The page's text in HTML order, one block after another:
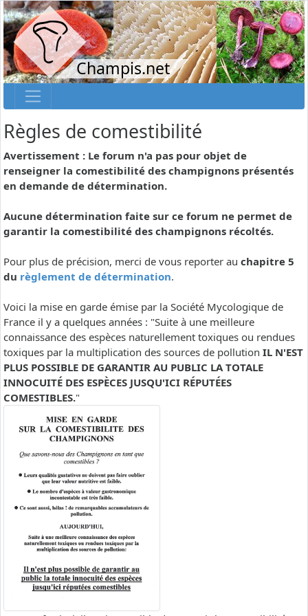
Champis.net
Règles de comestibilité
Avertissement : Le forum n'a pas pour objet de
renseigner la comestibilité des champignons présentés
en demande de détermination.
Aucune détermination faite sur ce forum ne permet de
garantir la comestibilité des champignons récoltés.
Pour plus de précision, merci de vous reporter au chapitre 5
du règlement de détermination.
Voici la mise en garde émise par la Société Mycologique de
France il y a quelques années : "Suite à une meilleure
connaissance des espèces naturellement toxiques ou rendues
toxiques par la multiplication des sources de pollution IL N'EST
PLUS POSSIBLE DE GARANTIR AU PUBLIC LA TOTALE
INNOCUITÉ DES ESPÈCES JUSQU'ICI RÉPUTÉES
COMESTIBLES."